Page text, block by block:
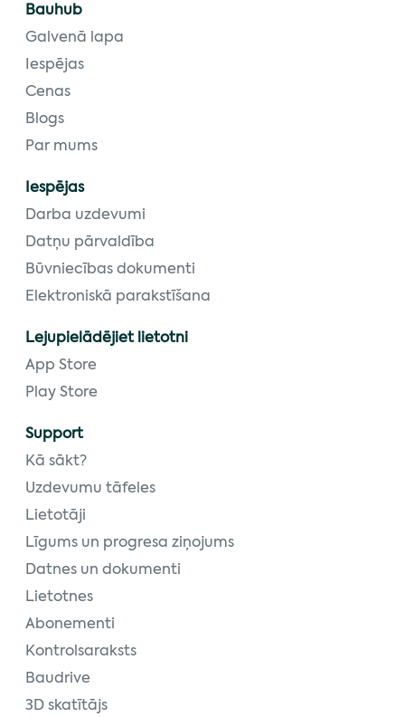
Bauhub
Galvenā lapa
Iespējas
Cenas
Blogs
Par mums
Iespējas
Darba uzdevumi
Datņu pārvaldība
Būvniecības dokumenti
Elektroniskā parakstīšana
Lejupielādējiet lietotni
App Store
Play Store
Support
Kā sākt?
Uzdevumu tāfeles
Lietotāji
Līgums un progresa ziņojums
Datnes un dokumenti
Lietotnes
Abonementi
Kontrolsaraksts
Baudrive
3D skatītājs